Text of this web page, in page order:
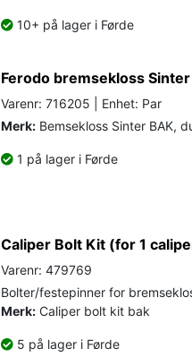
10+ på lager i Førde
Ferodo bremsekloss
Varenr: 716205 | Enhet: Par
Merk: Bemsekloss Sinter BAK,
1 på lager i Førde
Caliper Bolt Kit (for 1
Varenr: 479769
Bolter/festepinner for
Merk: Caliper bolt kit bak
5 på lager i Førde